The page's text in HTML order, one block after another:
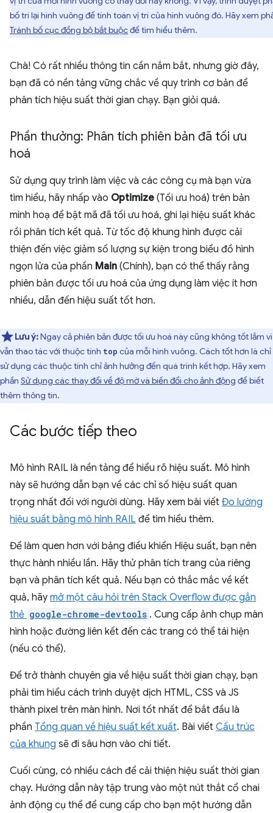
bố trí lại hình vuông để tính toán vị trí của hình vuông đó. Hãy xem
Tránh bố cục đồng bộ bắt buộcđể tìm hiểu thêm.
Chà! Có rất nhiều thông tin cần nắm bắt, nhưng giờ đây,
bạn đã có nền tảng vững chắc về quy trình cơ bản để
phân tích hiệu suất thời gian chạy. Bạn giỏi quá.
Phần thưởng: Phân tích phiên bản đã tối ưu
hoá
Sử dụng quy trình làm việc và các công cụ mà bạn vừa
tìm hiểu, hãy nhấp vào Optimize (Tối ưu hoá) trên bản
minh hoạ để bật mã đã tối ưu hoá, ghi lại hiệu suất khác
rồi phân tích kết quả. Từ tốc độ khung hình được cải
thiện đến việc giảm số lượng sự kiện trong biểu đồ hình
ngọn lửa của phần Main (Chính), bạn có thể thấy rằng
phiên bản được tối ưu hoá của ứng dụng làm việc ít hơn
nhiều, dẫn đến hiệu suất tốt hơn.
Lưu ý:Ngay cả phiên bản được tối ưu hoá này cũng không tốt lắm vì
vẫn thao tác với thuộc tính top của mỗi hình vuông. Cách tốt hơn là chỉ
sử dụng các thuộc tính chỉ ảnh hưởng đến quá trình kết hợp. Hãy xem
phần Sử dụng các thay đổi về độ mờ và biến đổi cho ảnh động để biết
thêm thông tin.
Các bước tiếp theo
Mô hình RAIL là nền tảng để hiểu rõ hiệu suất. Mô hình
này sẽ hướng dẫn bạn về các chỉ số hiệu suất quan
trọng nhất đối với người dùng. Hãy xem bài viết Đo lường
hiệu suất bằng mô hình RAIL để tìm hiểu thêm.
Để làm quen hơn với bảng điều khiển Hiệu suất, bạn nên
thực hành nhiều lần. Hãy thử phân tích trang của riêng
bạn và phân tích kết quả. Nếu bạn có thắc mắc về kết
quả, hãy mở một câu hỏi trên Stack Overflow được gắn
thẻ google-chrome-devtools . Cung cấp ảnh chụp màn
hình hoặc đường liên kết đến các trang có thể tái hiện
(nếu có thể).
Để trở thành chuyên gia về hiệu suất thời gian chạy, bạn
phải tìm hiểu cách trình duyệt dịch HTML, CSS và JS
thành pixel trên màn hình. Nơi tốt nhất để bắt đầu là
phần Tổng quan về hiệu suất kết xuất. Bài viết Cấu trúc
của khung sẽ đi sâu hơn vào chi tiết.
Cuối cùng, có nhiều cách để cải thiện hiệu suất thời gian
chạy. Hướng dẫn này tập trung vào một nút thắt cổ chai
ảnh động cụ thể để cung cấp cho bạn một hướng dẫn